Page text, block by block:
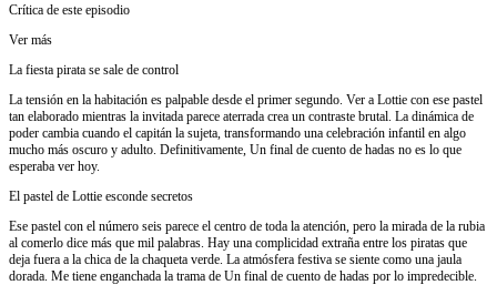
Crítica de este episodio
Ver más
La fiesta pirata se sale de control
La tensión en la habitación es palpable desde el primer segundo. Ver a Lottie con ese pastel
tan elaborado mientras la invitada parece aterrada crea un contraste brutal. La dinámica de
poder cambia cuando el capitán la sujeta, transformando una celebración infantil en algo
mucho más oscuro y adulto. Definitivamente, Un final de cuento de hadas no es lo que
esperaba ver hoy.
El pastel de Lottie esconde secretos
Ese pastel con el número seis parece el centro de toda la atención, pero la mirada de la rubia
al comerlo dice más que mil palabras. Hay una complicidad extraña entre los piratas que
deja fuera a la chica de la chaqueta verde. La atmósfera festiva se siente como una jaula
dorada. Me tiene enganchada la trama de Un final de cuento de hadas por lo impredecible.